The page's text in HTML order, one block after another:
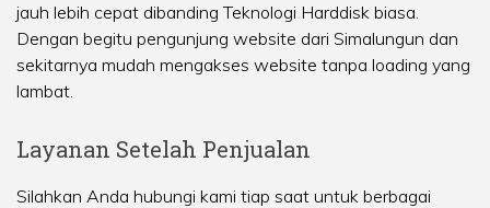
jauh lebih cepat dibanding Teknologi Harddisk biasa.
Dengan begitu pengunjung website dari Simalungun dan
sekitarnya mudah mengakses website tanpa loading yang
lambat.
Layanan Setelah Penjualan
Silahkan Anda hubungi kami tiap saat untuk berbagai